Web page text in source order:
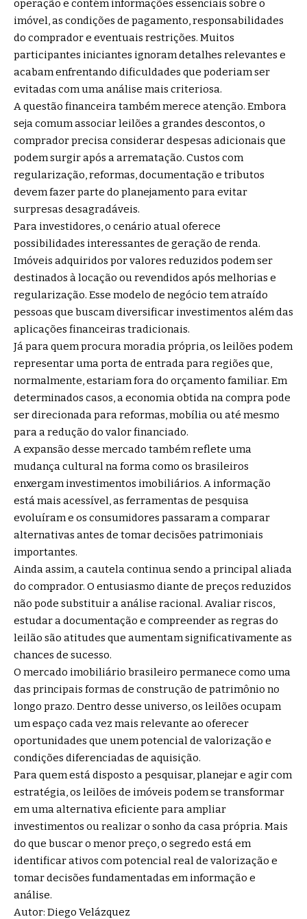
operação e contém informações essenciais sobre o
imóvel, as condições de pagamento, responsabilidades
do comprador e eventuais restrições. Muitos
participantes iniciantes ignoram detalhes relevantes e
acabam enfrentando dificuldades que poderiam ser
evitadas com uma análise mais criteriosa.
A questão financeira também merece atenção. Embora
seja comum associar leilões a grandes descontos, o
comprador precisa considerar despesas adicionais que
podem surgir após a arrematação. Custos com
regularização, reformas, documentação e tributos
devem fazer parte do planejamento para evitar
surpresas desagradáveis.
Para investidores, o cenário atual oferece
possibilidades interessantes de geração de renda.
Imóveis adquiridos por valores reduzidos podem ser
destinados à locação ou revendidos após melhorias e
regularização. Esse modelo de negócio tem atraído
pessoas que buscam diversificar investimentos além das
aplicações financeiras tradicionais.
Já para quem procura moradia própria, os leilões podem
representar uma porta de entrada para regiões que,
normalmente, estariam fora do orçamento familiar. Em
determinados casos, a economia obtida na compra pode
ser direcionada para reformas, mobília ou até mesmo
para a redução do valor financiado.
A expansão desse mercado também reflete uma
mudança cultural na forma como os brasileiros
enxergam investimentos imobiliários. A informação
está mais acessível, as ferramentas de pesquisa
evoluíram e os consumidores passaram a comparar
alternativas antes de tomar decisões patrimoniais
importantes.
Ainda assim, a cautela continua sendo a principal aliada
do comprador. O entusiasmo diante de preços reduzidos
não pode substituir a análise racional. Avaliar riscos,
estudar a documentação e compreender as regras do
leilão são atitudes que aumentam significativamente as
chances de sucesso.
O mercado imobiliário brasileiro permanece como uma
das principais formas de construção de patrimônio no
longo prazo. Dentro desse universo, os leilões ocupam
um espaço cada vez mais relevante ao oferecer
oportunidades que unem potencial de valorização e
condições diferenciadas de aquisição.
Para quem está disposto a pesquisar, planejar e agir com
estratégia, os leilões de imóveis podem se transformar
em uma alternativa eficiente para ampliar
investimentos ou realizar o sonho da casa própria. Mais
do que buscar o menor preço, o segredo está em
identificar ativos com potencial real de valorização e
tomar decisões fundamentadas em informação e
análise.
Autor: Diego Velázquez